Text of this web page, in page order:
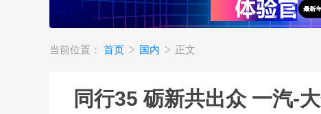
当前位置： 首页 国内 正文
同行35 砺新共出众 一汽-